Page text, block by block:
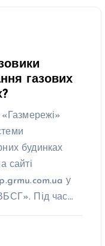
газових
«Газмережі»
будинках
сайті
у
Під час…